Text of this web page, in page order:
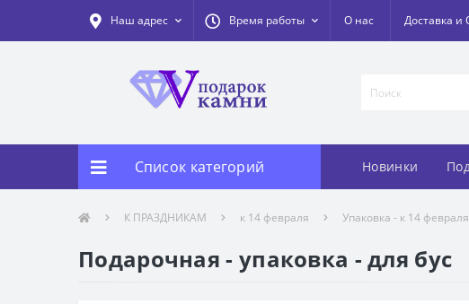
Наш адрес Время работы О нас Доставка и
Список категорий Новинки
К ПРАЗДНИКАМ к 14 февраля Упаковка - к 14 февраля
Подарочная - упаковка - для бус